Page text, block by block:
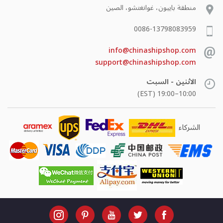
منطقة باييون، غوانغتشو، الصين
0086-13798083959
info@chinashipshop.com
support@chinashipshop.com
الاثنين - السبت
10:00–19:00 (EST)
الشركاء